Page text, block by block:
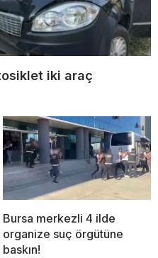
iki araç
Bursa merkezli 4 ilde
organize suç örgütüne
baskın!